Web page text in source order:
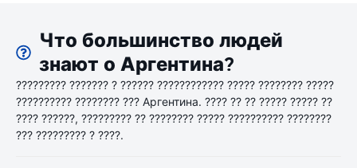
Что большинство людей
знают о Аргентина?
????????? ??????? ? ?????? ???????????? ????? ???????? ?????
?????????? ???????? ??? Аргентина. ???? ?? ?? ????? ????? ??
???? ??????, ????????? ?? ???????? ????? ?????????? ????????
??? ????????? ? ????.